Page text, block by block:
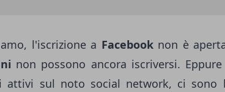
l'iscrizione a Facebook non è
non possono ancora iscriversi.
attivi sul noto social network, ci sono